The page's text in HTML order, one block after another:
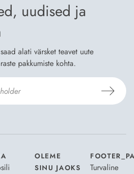
uudised ja
alati värsket teavet uute
pakkumiste kohta.
OLEME
SINU JAOKS
Turvaline